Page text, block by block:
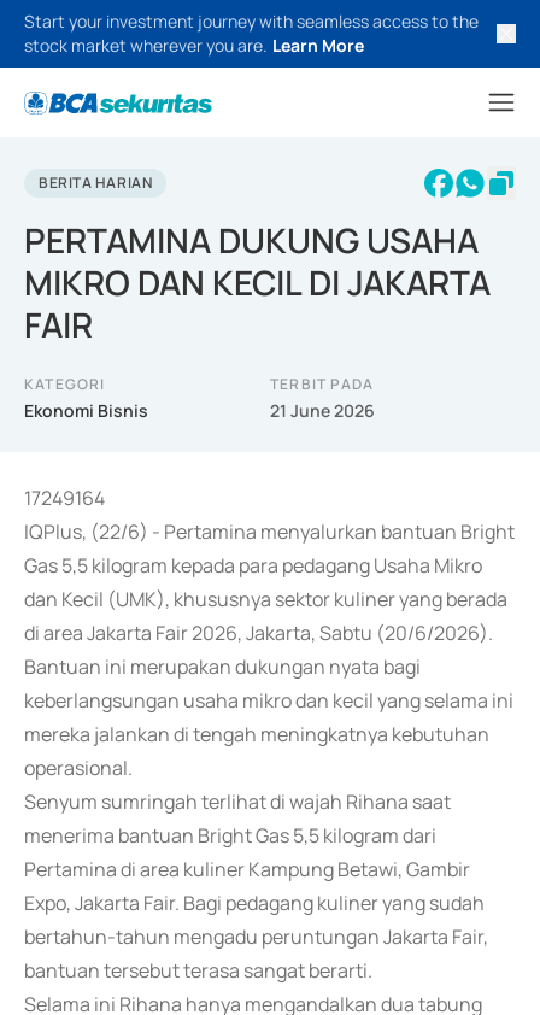
Start your investment journey with seamless access to the
stock market wherever you are. Learn More
BERITA HARIAN
PERTAMINA DUKUNG USAHA
MIKRO DAN KECIL DI JAKARTA
FAIR
KATEGORI
Ekonomi Bisnis
TERBIT PADA
21 June 2026
17249164
IQPlus, (22/6) - Pertamina menyalurkan bantuan Bright
Gas 5,5 kilogram kepada para pedagang Usaha Mikro
dan Kecil (UMK), khususnya sektor kuliner yang berada
di area Jakarta Fair 2026, Jakarta, Sabtu (20/6/2026).
Bantuan ini merupakan dukungan nyata bagi
keberlangsungan usaha mikro dan kecil yang selama ini
mereka jalankan di tengah meningkatnya kebutuhan
operasional.
Senyum sumringah terlihat di wajah Rihana saat
menerima bantuan Bright Gas 5,5 kilogram dari
Pertamina di area kuliner Kampung Betawi, Gambir
Expo, Jakarta Fair. Bagi pedagang kuliner yang sudah
bertahun-tahun mengadu peruntungan Jakarta Fair,
bantuan tersebut terasa sangat berarti.
Selama ini Rihana hanya mengandalkan dua tabung